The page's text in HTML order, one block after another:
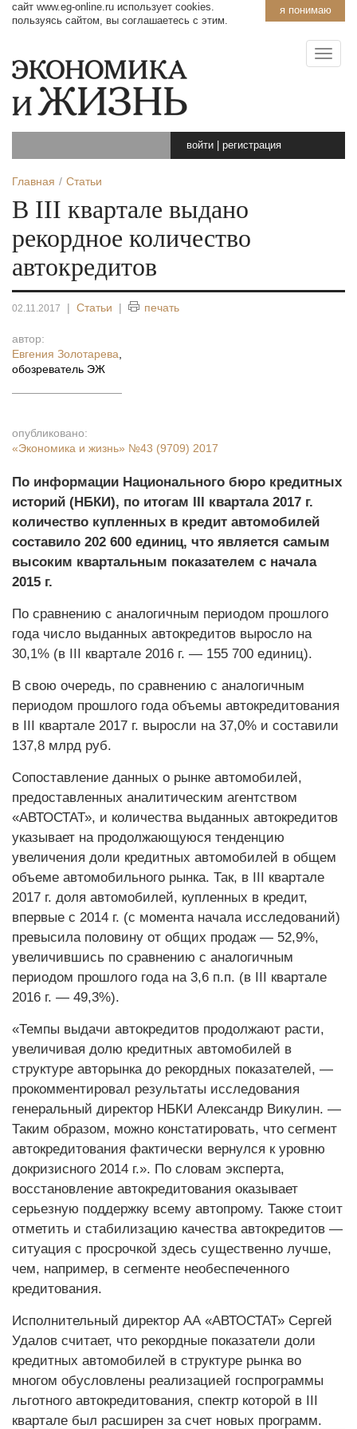
я понимаю
сайт www.eg-online.ru использует cookies.
пользуясь сайтом, вы соглашаетесь с этим.
войти регистрация
Главная Статьи
В III квартале выдано
рекордное количество
автокредитов
02.11.2017 | Статьи | печать
автор:
Евгения Золотарева
обозреватель ЭЖ
опубликовано:
«Экономика и жизнь» №43 (9709) 2017
По информации Национального бюро кредитных
историй (НБКИ), по итогам III квартала 2017 г.
количество купленных в кредит автомобилей
составило 202 600 единиц, что является самым
высоким квартальным показателем с начала
2015 г.
По сравнению с аналогичным периодом прошлого
года число выданных автокредитов выросло на
30,1% (в III квартале 2016 г. — 155 700 единиц).
В свою очередь, по сравнению с аналогичным
периодом прошлого года объемы автокредитования
в III квартале 2017 г. выросли на 37,0% и составили
137,8 млрд руб.
Сопоставление данных о рынке автомобилей,
предоставленных аналитическим агентством
«АВТОСТАТ», и количества выданных автокредитов
указывает на продолжающуюся тенденцию
увеличения доли кредитных автомобилей в общем
объеме автомобильного рынка. Так, в III квартале
2017 г. доля автомобилей, купленных в кредит,
впервые с 2014 г. (с момента начала исследований)
превысила половину от общих продаж — 52,9%,
увеличившись по сравнению с аналогичным
периодом прошлого года на 3,6 п.п. (в III квартале
2016 г. — 49,3%).
«Темпы выдачи автокредитов продолжают расти,
увеличивая долю кредитных автомобилей в
структуре авторынка до рекордных показателей, —
прокомментировал результаты исследования
генеральный директор НБКИ Александр Викулин. —
Таким образом, можно констатировать, что сегмент
автокредитования фактически вернулся к уровню
докризисного 2014 г.». По словам эксперта,
восстановление автокредитования оказывает
серьезную поддержку всему автопрому. Также стоит
отметить и стабилизацию качества автокредитов —
ситуация с просрочкой здесь существенно лучше,
чем, например, в сегменте необеспеченного
кредитования.
Исполнительный директор АА «АВТОСТАТ» Сергей
Удалов считает, что рекордные показатели доли
кредитных автомобилей в структуре рынка во
многом обусловлены реализацией госпрограммы
льготного автокредитования, спектр которой в III
квартале был расширен за счет новых программ.